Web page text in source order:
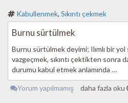
Kabullenmek, Sıkıntı çekmek
Burnu sürtülmek
Burnu sürtülmek deyimi; Ilımlı bir
vazgeçmek, sıkıntı çektikten sonra
durumu kabul etmek anlamında …
Yorum yapılmamış daha fazla oku